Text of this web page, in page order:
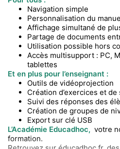
Navigation simple
Personnalisation du
Affichage simultané de
Partage de documents
Utilisation possible hors
Accès multisupport : PC,
tablettes
Et en plus pour l’enseignant :
Outils de vidéoprojection
Création d’exercices et
Suivi des réponses des
Création de groupes de
Export sur clé USB
L’Académie Educadhoc, votre
formation.